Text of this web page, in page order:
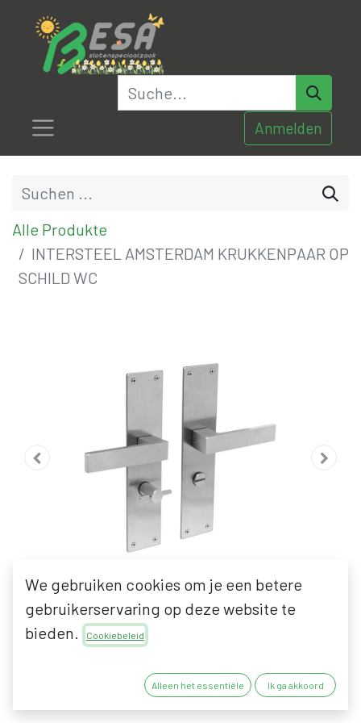
Anmelden
Alle Produkte
INTERSTEEL AMSTERDAM KRUKKENPAAR OP
SCHILD WC
INTERSTEEL AMSTERDAM
KRUKKENPAAR OP SCHILD
We gebruiken cookies om je een betere
gebruikerservaring op deze website te
bieden.
Cookiebeleid
Alleen het essentiële Ik ga akkoord